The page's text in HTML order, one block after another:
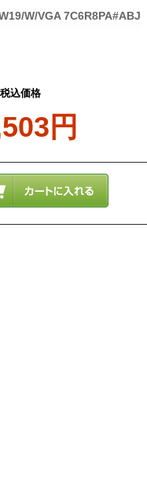
W/VGA 7C6R8PA#ABJ
税込価格
円